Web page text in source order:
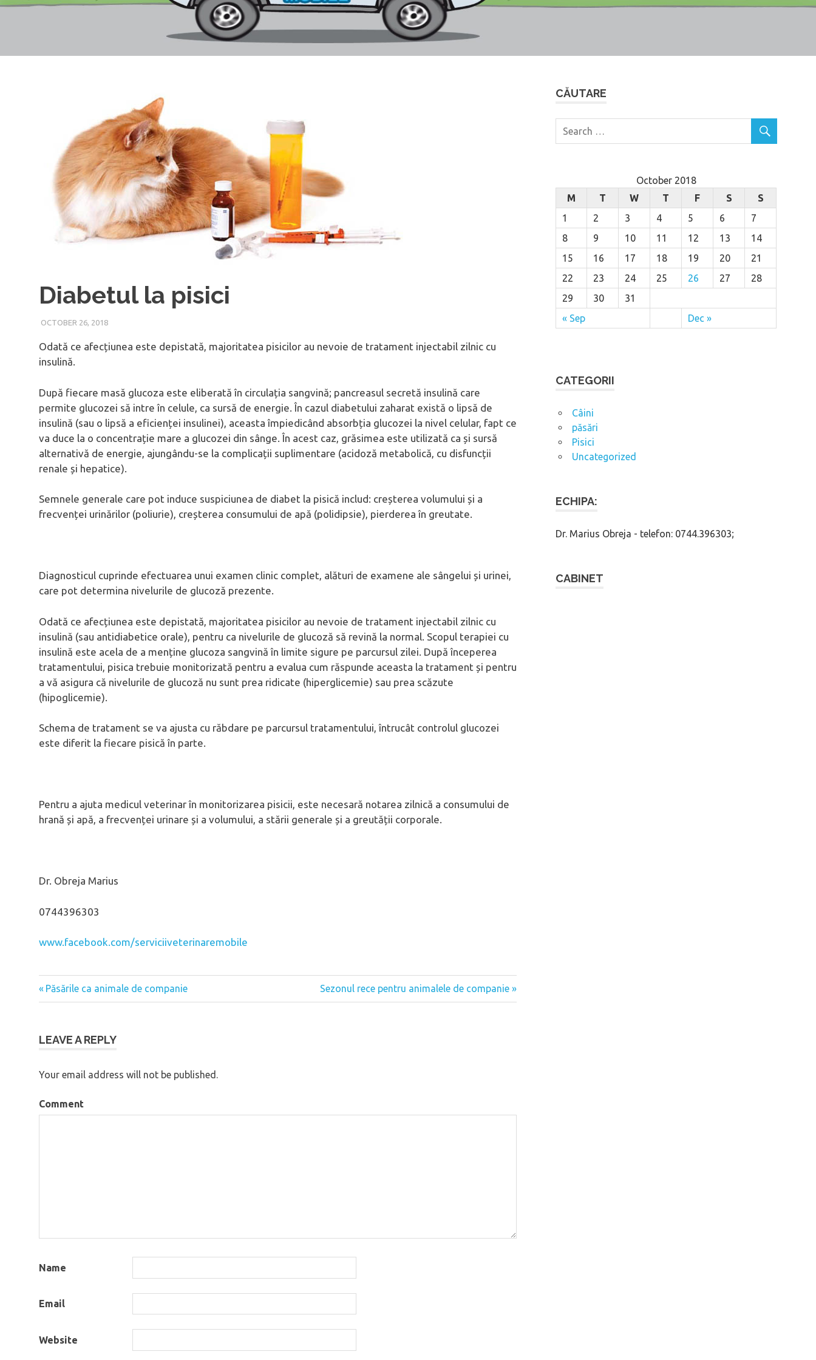
Diabetul la pisici
OCTOBER 26, 2018
Odată ce afecțiunea este depistată, majoritatea pisicilor au nevoie de tratament injectabil zilnic cu
insulină.
După fiecare masă glucoza este eliberată în circulația sangvină; pancreasul secretă insulină care
permite glucozei să intre în celule, ca sursă de energie. În cazul diabetului zaharat există o lipsă de
insulină (sau o lipsă a eficienței insulinei), aceasta împiedicând absorbția glucozei la nivel celular, fapt ce
va duce la o concentrație mare a glucozei din sânge. În acest caz, grăsimea este utilizată ca și sursă
alternativă de energie, ajungându-se la complicații suplimentare (acidoză metabolică, cu disfuncții
renale și hepatice).
Semnele generale care pot induce suspiciunea de diabet la pisică includ: creșterea volumului și a
frecvenței urinărilor (poliurie), creșterea consumului de apă (polidipsie), pierderea în greutate.
Diagnosticul cuprinde efectuarea unui examen clinic complet, alături de examene ale sângelui și urinei,
care pot determina nivelurile de glucoză prezente.
Odată ce afecțiunea este depistată, majoritatea pisicilor au nevoie de tratament injectabil zilnic cu
insulină (sau antidiabetice orale), pentru ca nivelurile de glucoză să revină la normal. Scopul terapiei cu
insulină este acela de a menține glucoza sangvină în limite sigure pe parcursul zilei. După începerea
tratamentului, pisica trebuie monitorizată pentru a evalua cum răspunde aceasta la tratament și pentru
a vă asigura că nivelurile de glucoză nu sunt prea ridicate (hiperglicemie) sau prea scăzute
(hipoglicemie).
Schema de tratament se va ajusta cu răbdare pe parcursul tratamentului, întrucât controlul glucozei
este diferit la fiecare pisică în parte.
Pentru a ajuta medicul veterinar în monitorizarea pisicii, este necesară notarea zilnică a consumului de
hrană și apă, a frecvenței urinare și a volumului, a stării generale și a greutății corporale.
Dr. Obreja Marius
0744396303
www.facebook.com/serviciiveterinaremobile
Post
Previous
Post:
Păsările ca animale de companie
Next
Post:
Sezonul rece pentru animalele de companie
LEAVE A REPLY
Your email address will not be published.
Comment
Name
Email
Website
CĂUTARE
October 2018
M
T W T F S S
« Sep Dec »
1 2 3 4 5 6
7
8
9 10 11 12 13
14
15
16 17 18 19 20
21
22
23 24 25 26 27
28
29
30 31
CATEGORII
Câini
păsări
Pisici
Uncategorized
ECHIPA:
Dr. Marius Obreja - telefon: 0744.396303;
CABINET